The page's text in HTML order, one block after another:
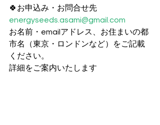
🍀お申込み・お問合せ先
energyseeds.asami@gmail.com
お名前・emailアドレス、お住まいの都
市名（東京・ロンドンなど）をご記載
ください。
詳細をご案内いたします